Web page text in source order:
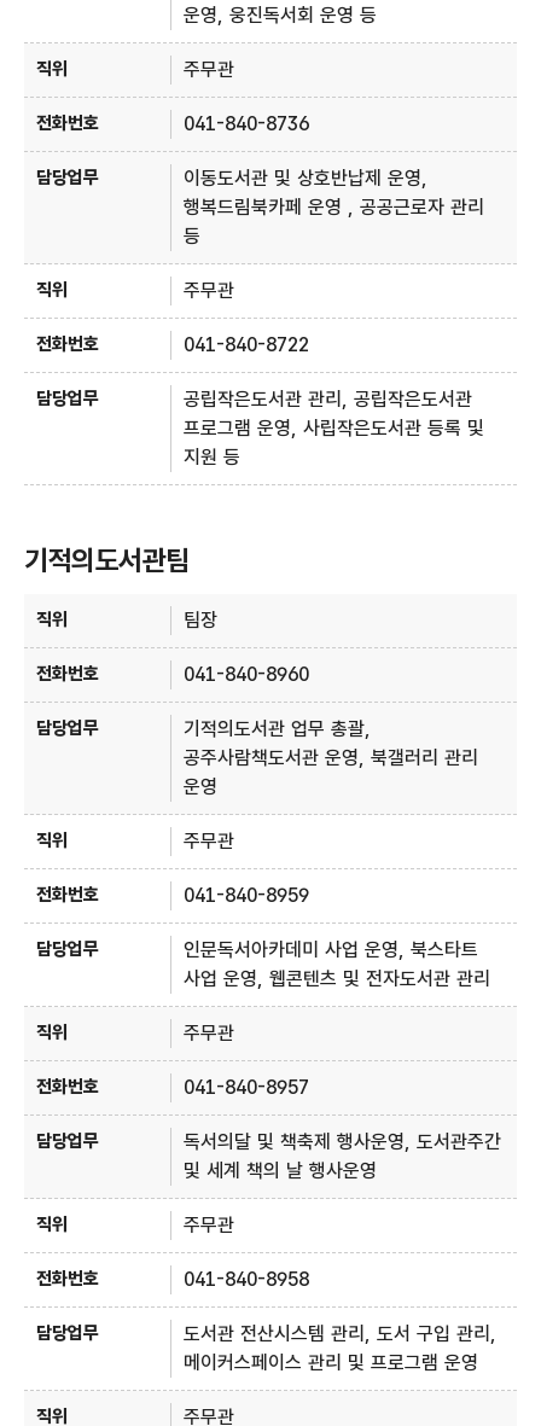
운영, 웅진독서회 운영 등
주무관
041-840-8736
이동도서관 및 상호반납제 운영,
행복드림북카페 운영 , 공공근로자 관리
등
주무관
041-840-8722
공립작은도서관 관리, 공립작은도서관
프로그램 운영, 사립작은도서관 등록 및
지원 등
기적의도서관팀
팀장
041-840-8960
기적의도서관 업무 총괄,
공주사람책도서관 운영, 북갤러리 관리
운영
주무관
041-840-8959
인문독서아카데미 사업 운영, 북스타트
사업 운영, 웹콘텐츠 및 전자도서관 관리
주무관
041-840-8957
독서의달 및 책축제 행사운영, 도서관주간
및 세계 책의 날 행사운영
주무관
041-840-8958
도서관 전산시스템 관리, 도서 구입 관리,
메이커스페이스 관리 및 프로그램 운영
주무관